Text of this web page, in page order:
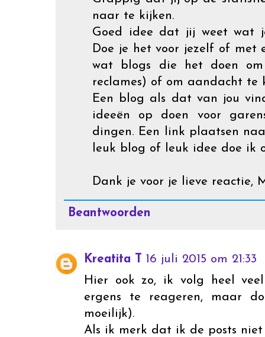
naar te kijken.
Goed idee dat jij weet wat
Doe je het voor jezelf of met
wat blogs die het doen
reclames) of om aandacht te
Een blog als dat van jou
ideeën op doen voor
dingen. Een link plaatsen
leuk blog of leuk idee doe ik
Dank je voor je lieve reactie,
Beantwoorden
Kreatita T 16 juli 2015 om 21:33
Hier ook zo, ik volg heel
ergens te reageren, maar
moeilijk).
Als ik merk dat ik de posts